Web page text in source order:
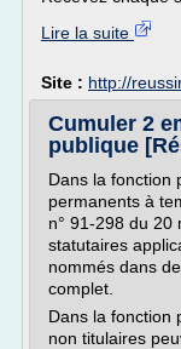
Lire la suite
Site : http://
Cumuler 2
publique
Dans la fonction
permanents à
n° 91-298 du 20
statutaires
nommés dans
complet.
Dans la fonction
non titulaires